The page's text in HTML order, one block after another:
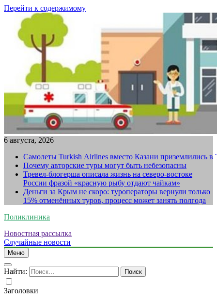
Перейти к содержимому
6 августа, 2026
Самолеты Turkish Airlines вместо Казани приземлились в
Почему авторские туры могут быть небезопасны
Тревел-блогерша описала жизнь на северо-востоке
России фразой «красную рыбу отдают чайкам»
Деньги за Крым не скоро: туроператоры вернули только
15% отменённых туров, процесс может занять полгода
Поликлиника
Новостная рассылка
Случайные новости
Меню
Найти:
Заголовки